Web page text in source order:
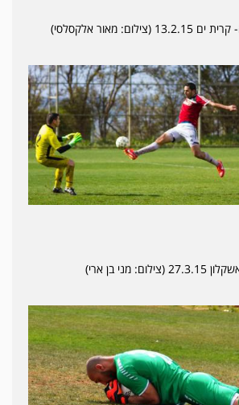
מאור אלקסלסי)
מני בן ארי)